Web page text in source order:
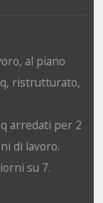
al piano
ristrutturato,
arredati per 2
di lavoro.
su 7.